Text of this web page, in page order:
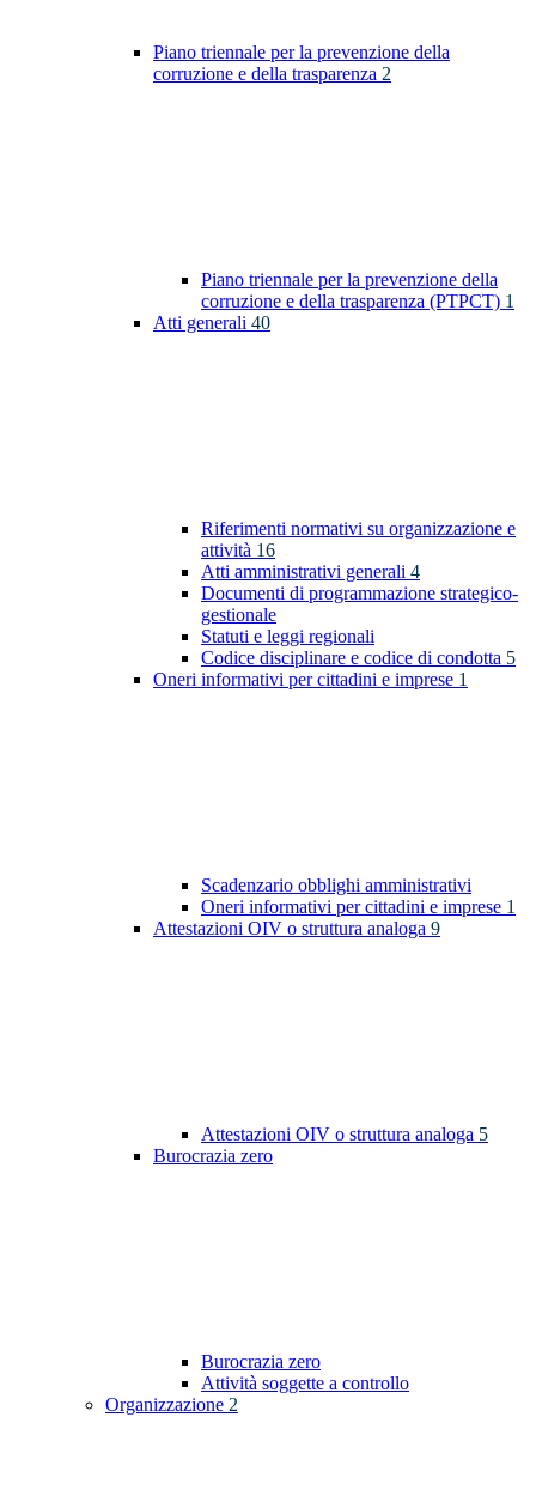
Piano triennale per la prevenzione della
corruzione e della trasparenza 2
Piano triennale per la prevenzione della
corruzione e della trasparenza (PTPCT) 1
Atti generali 40
Riferimenti normativi su organizzazione e
attività 16
Atti amministrativi generali 4
Documenti di programmazione strategico-
gestionale
Statuti e leggi regionali
Codice disciplinare e codice di condotta 5
Oneri informativi per cittadini e imprese 1
Scadenzario obblighi amministrativi
Oneri informativi per cittadini e imprese 1
Attestazioni OIV o struttura analoga 9
Attestazioni OIV o struttura analoga 5
Burocrazia zero
Burocrazia zero
Attività soggette a controllo
Organizzazione 2